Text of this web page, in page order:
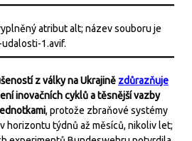
z války na Ukrajině zdůrazňuje
inovačních cyklů a těsnější vazby
, protože zbraňové systémy
horizontu týdnů až měsíců, nikoliv let;